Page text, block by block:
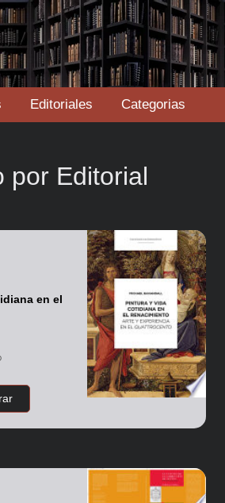
Editoriales Categorias
por Editorial
en el